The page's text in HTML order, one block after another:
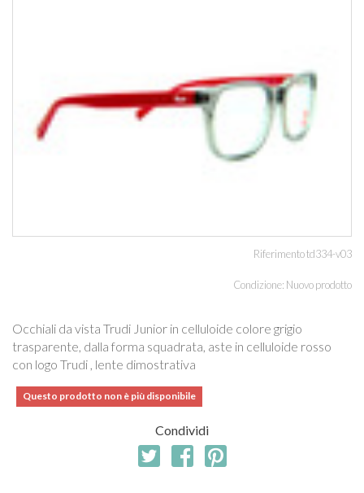
Riferimentotd334-v03
Condizione: Nuovo prodotto
Occhiali da vista Trudi Junior in celluloide colore grigio
trasparente, dalla forma squadrata, aste in celluloide rosso
con logo Trudi , lente dimostrativa
Questo prodotto non è più disponibile
Condividi